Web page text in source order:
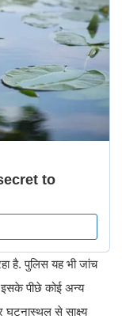
है. पुलिस यह भी जांच
इसके पीछे कोई अन्य
से साक्ष्य